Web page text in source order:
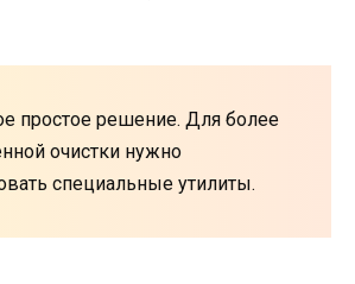
простое решение. Для более
очистки нужно
специальные утилиты.